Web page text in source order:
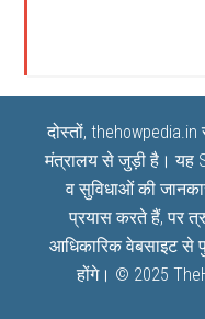
दोस्तों,
मंत्रालय से जुड़ी है। यह
व सुविधाओं की
प्रयास करते हैं, पर
आधिकारिक वेबसाइट से
होंगे। © 2025